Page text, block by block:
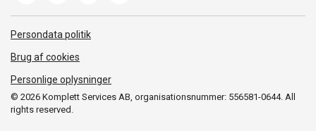
Fragt og levering
© 2026 Komplett Services AB, organisationsnummer: 556581-0644. All
rights reserved.
Persondata politik
Brug af cookies
Personlige oplysninger